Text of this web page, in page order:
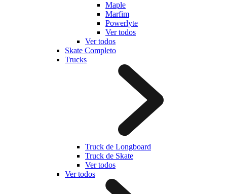
Maple
Marfim
Powerlyte
Ver todos
Ver todos
Skate Completo
Trucks
Truck de Longboard
Truck de Skate
Ver todos
Ver todos